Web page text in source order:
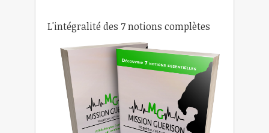
L'intégralité des 7 notions complètes